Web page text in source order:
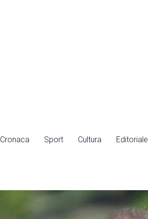
Cronaca Sport Cultura Editoriale